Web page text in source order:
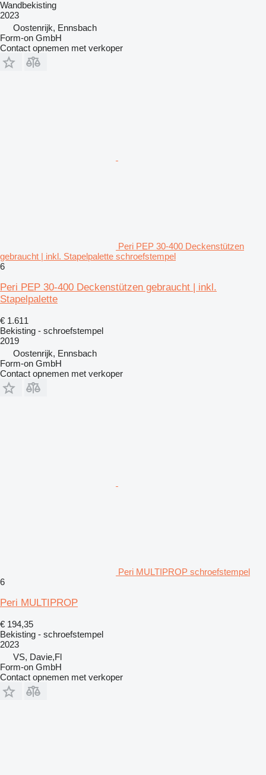
Wandbekisting
2023
Oostenrijk, Ennsbach
Form-on GmbH
Contact opnemen met verkoper
Peri PEP 30-400 Deckenstützen
gebraucht | inkl. Stapelpalette schroefstempel
6
Peri PEP 30-400 Deckenstützen gebraucht | inkl.
Stapelpalette
€ 1.611
Bekisting - schroefstempel
2019
Oostenrijk, Ennsbach
Form-on GmbH
Contact opnemen met verkoper
Peri MULTIPROP schroefstempel
6
Peri MULTIPROP
€ 194,35
Bekisting - schroefstempel
2023
VS, Davie,Fl
Form-on GmbH
Contact opnemen met verkoper